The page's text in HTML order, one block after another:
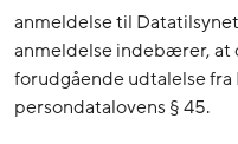
anmeldelse til
anmeldelse indebærer, at
forudgående udtalelse
persondatalovens § 45.